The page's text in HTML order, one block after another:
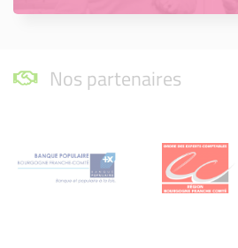
Nos partenaires